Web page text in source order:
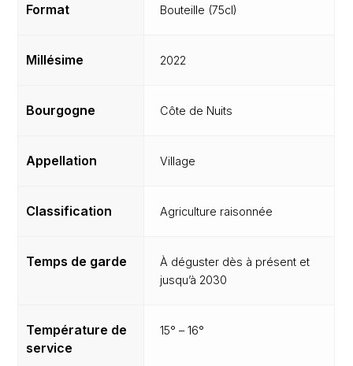
Format Bouteille (75cl)
Millésime 2022
Bourgogne Côte de Nuits
Appellation Village
Classification Agriculture raisonnée
Temps de garde
À déguster dès à présent et
jusqu’à 2030
Température de
service
15° – 16°